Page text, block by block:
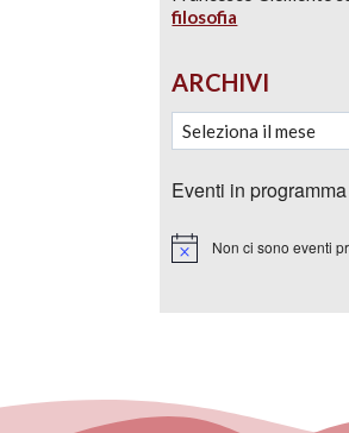
filosofia
ARCHIVI
Eventi in programma
Notice Non ci sono eventi